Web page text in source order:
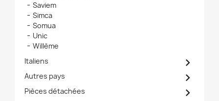
Saviem
Simca
Somua
Unic
Willème
Italiens

Autres pays 
Pièces détachées 